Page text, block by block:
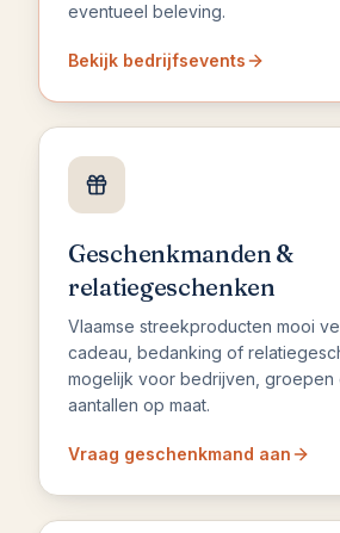
eventueel beleving.
Bekijk bedrijfsevents
Geschenkmanden &
relatiegeschenken
Vlaamse streekproducten mooi
cadeau, bedanking of
mogelijk voor bedrijven, groepen
aantallen op maat.
Vraag geschenkmand aan